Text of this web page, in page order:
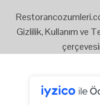
Gizlilik, Kullanım ve